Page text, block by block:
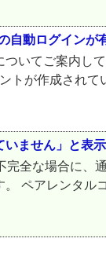
自動ログインが
いてご案内し
トが作成され
ません」と表
全な場合に
ペアレンタ